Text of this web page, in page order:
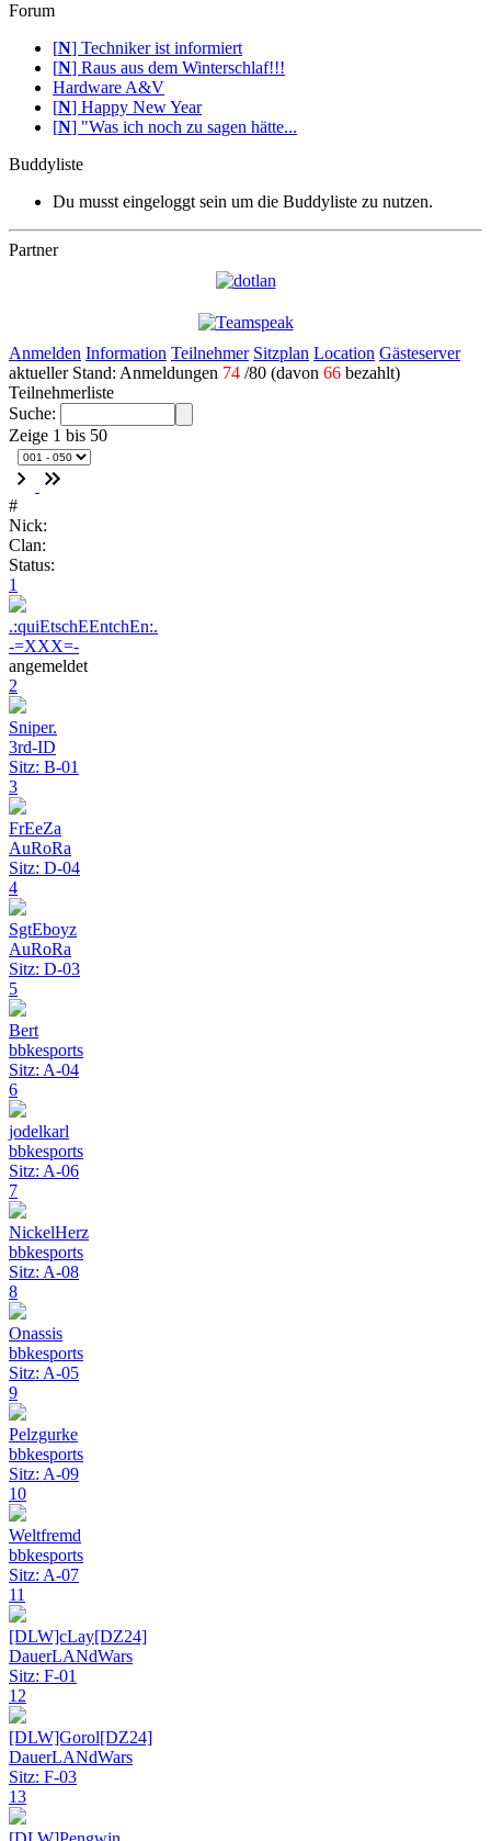
Forum
[N] Techniker ist informiert
[N] Raus aus dem Winterschlaf!!!
Hardware A&V
[N] Happy New Year
[N] "Was ich noch zu sagen hätte...
Buddyliste
Du musst eingeloggt sein um die Buddyliste zu nutzen.
Partner
Anmelden Information Teilnehmer Sitzplan Location Gästeserver
aktueller Stand: Anmeldungen 74 /80 (davon 66 bezahlt)
Teilnehmerliste
Suche:
Zeige 1 bis 50
#
Nick:
Clan:
Status:
1
.:quiEtschEEntchEn:.
-=XXX=-
angemeldet
2
Sniper.
3rd-ID
Sitz: B-01
3
FrEeZa
AuRoRa
Sitz: D-04
4
SgtEboyz
AuRoRa
Sitz: D-03
5
Bert
bbkesports
Sitz: A-04
6
jodelkarl
bbkesports
Sitz: A-06
7
NickelHerz
bbkesports
Sitz: A-08
8
Onassis
bbkesports
Sitz: A-05
9
Pelzgurke
bbkesports
Sitz: A-09
10
Weltfremd
bbkesports
Sitz: A-07
11
[DLW]cLay[DZ24]
DauerLANdWars
Sitz: F-01
12
[DLW]Gorol[DZ24]
DauerLANdWars
Sitz: F-03
13